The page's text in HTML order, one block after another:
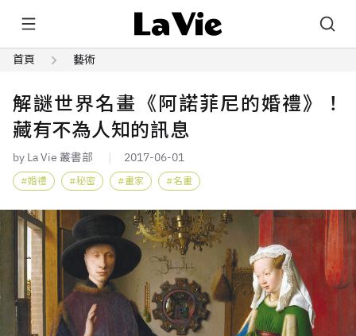
首頁 藝術
解謎世界名畫《阿諾菲尼的婚禮》！
藏有不為人知的訊息
by La Vie 叢書部 2017-06-01
婚禮 秘密 畫家 名畫